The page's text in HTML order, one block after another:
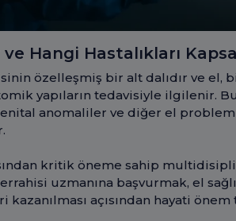
Hangi Hastalıkları
özelleşmiş bir alt dalıdır ve el,
yapıların tedavisiyle ilgilenir.
anomaliler ve diğer el
kritik öneme sahip
uzmanına başvurmak, el
açısından hayati önem